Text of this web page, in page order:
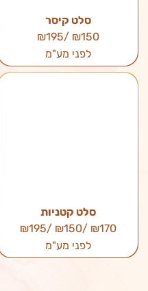
סלט קיסר
₪150 /₪195
לפני מע"מ
סלט קטניות
₪170 /₪150 /₪195
לפני מע"מ